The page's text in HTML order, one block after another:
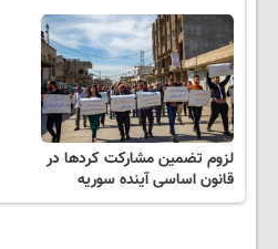
لزوم تضمین مشارکت کردها در
قانون اساسی آینده سوریه